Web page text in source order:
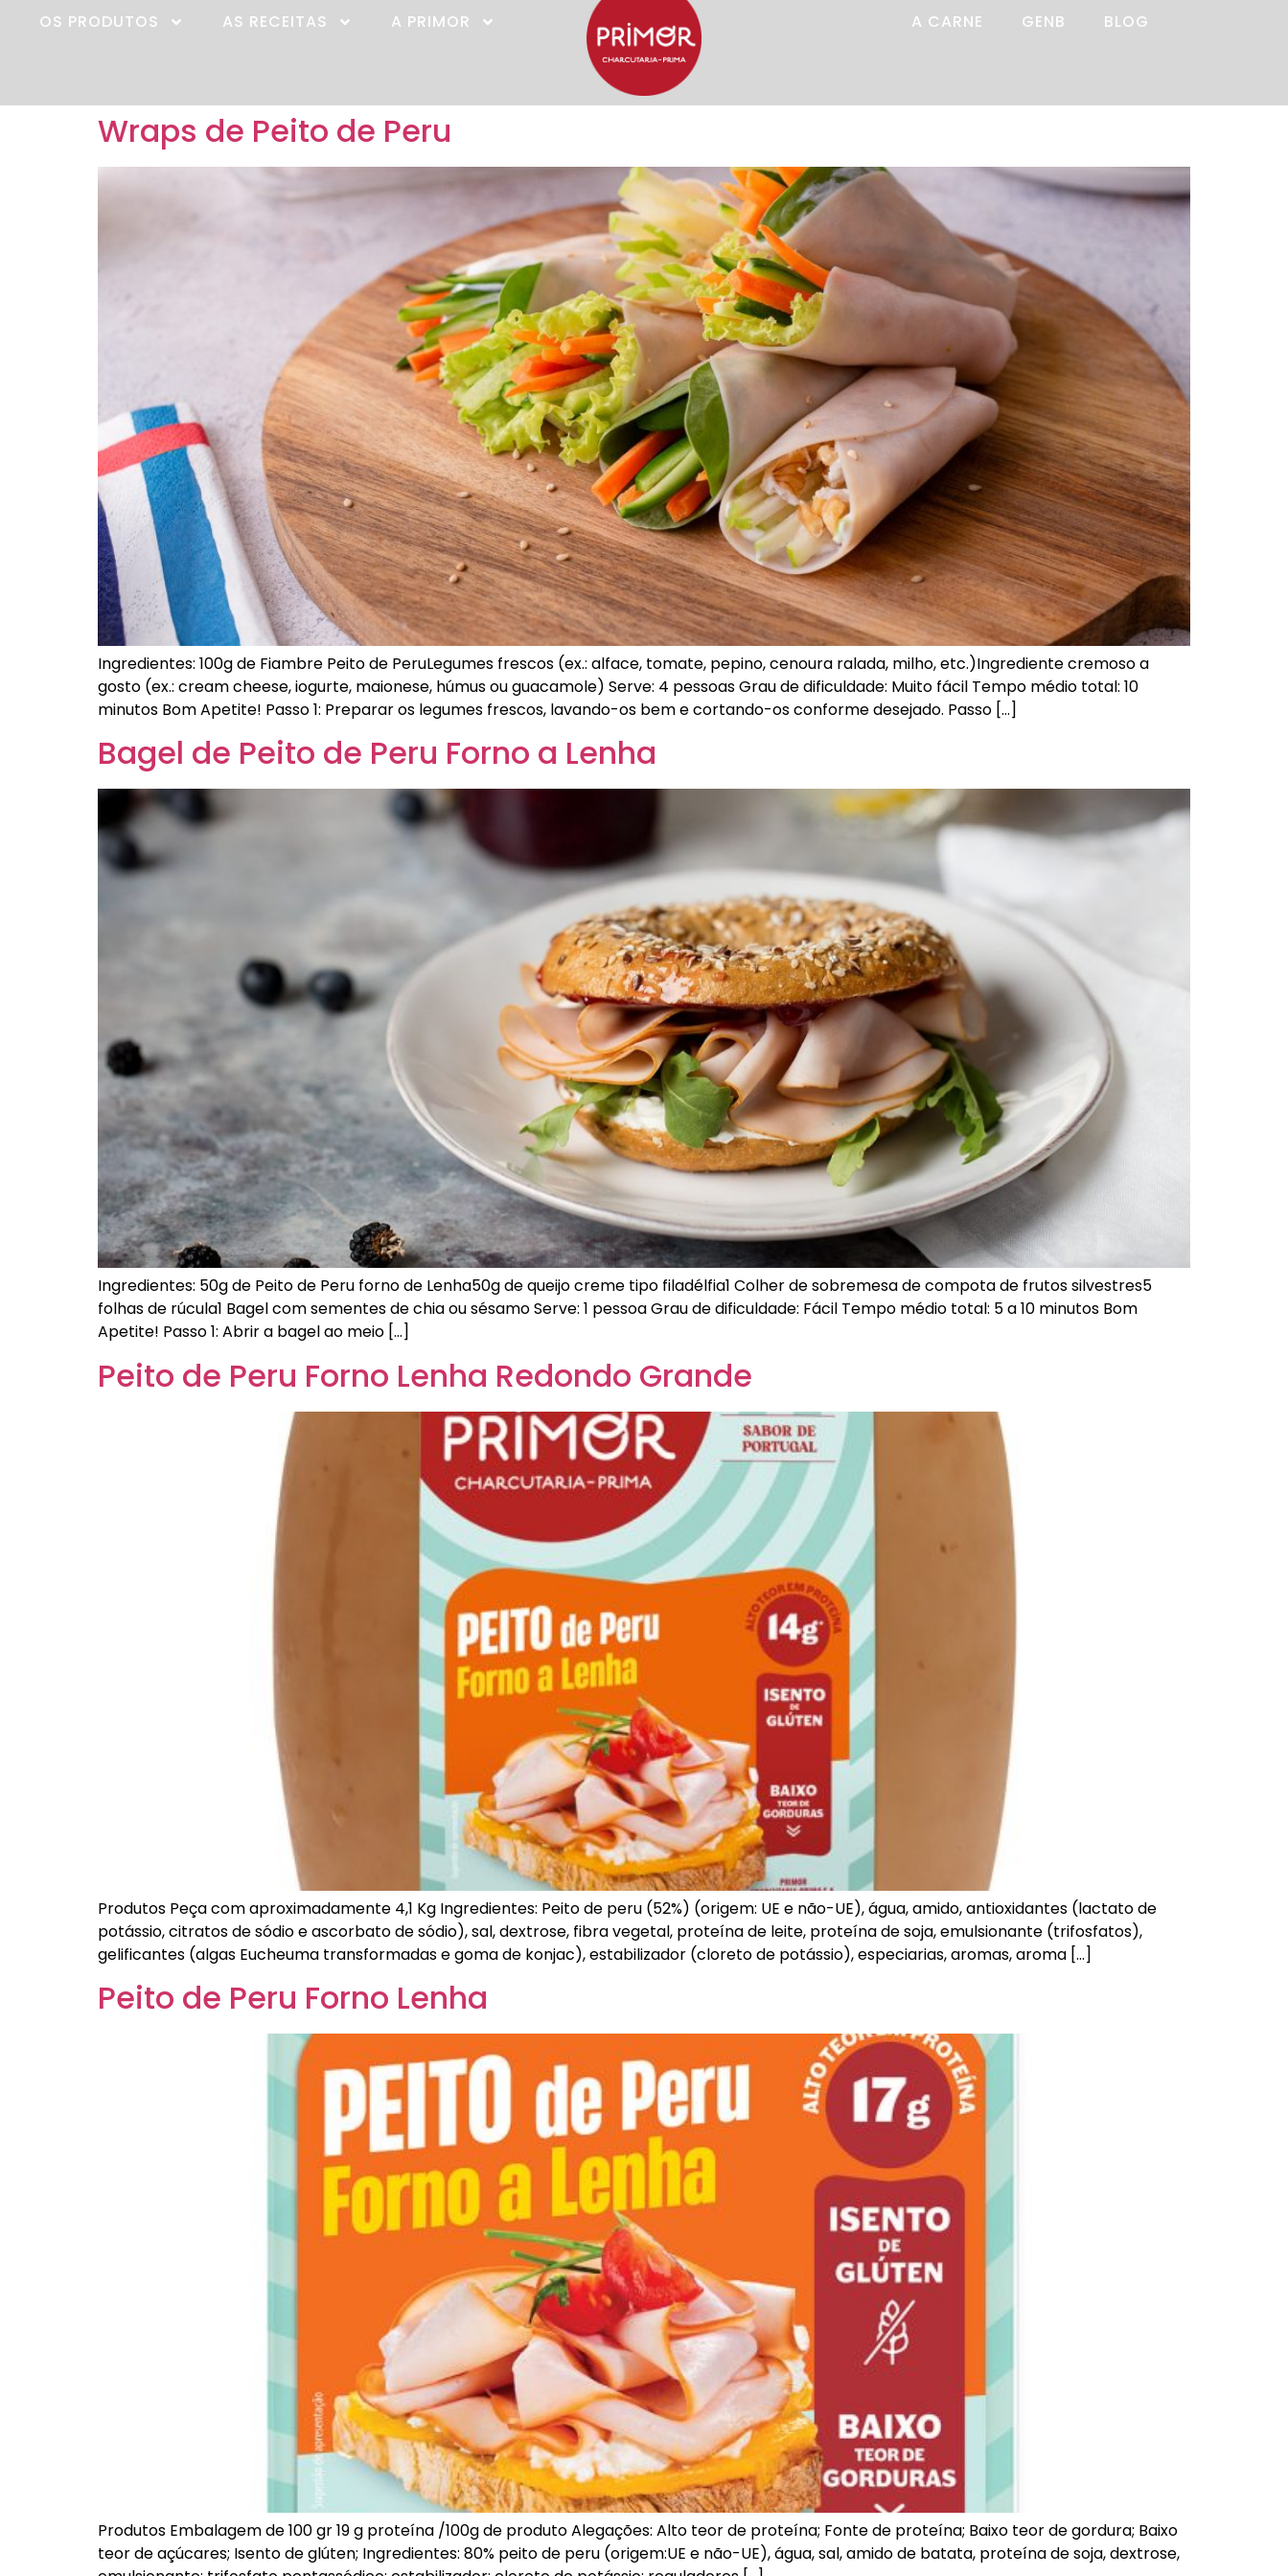
OS PRODUTOS AS RECEITAS A PRIMOR A CARNE GENB BLOG
Wraps de Peito de Peru
Ingredientes: 100g de Fiambre Peito de PeruLegumes frescos (ex.: alface, tomate, pepino, cenoura ralada, milho, etc.)Ingrediente cremoso a
gosto (ex.: cream cheese, iogurte, maionese, húmus ou guacamole) Serve: 4 pessoas Grau de dificuldade: Muito fácil Tempo médio total: 10
minutos Bom Apetite! Passo 1: Preparar os legumes frescos, lavando-os bem e cortando-os conforme desejado. Passo […]
Bagel de Peito de Peru Forno a Lenha
Ingredientes: 50g de Peito de Peru forno de Lenha50g de queijo creme tipo filadélfia1 Colher de sobremesa de compota de frutos silvestres5
folhas de rúcula1 Bagel com sementes de chia ou sésamo Serve: 1 pessoa Grau de dificuldade: Fácil Tempo médio total: 5 a 10 minutos Bom
Apetite! Passo 1: Abrir a bagel ao meio […]
Peito de Peru Forno Lenha Redondo Grande
Produtos Peça com aproximadamente 4,1 Kg Ingredientes: Peito de peru (52%) (origem: UE e não-UE), água, amido, antioxidantes (lactato de
potássio, citratos de sódio e ascorbato de sódio), sal, dextrose, fibra vegetal, proteína de leite, proteína de soja, emulsionante (trifosfatos),
gelificantes (algas Eucheuma transformadas e goma de konjac), estabilizador (cloreto de potássio), especiarias, aromas, aroma […]
Peito de Peru Forno Lenha
Produtos Embalagem de 100 gr 19 g proteína /100g de produto Alegações: Alto teor de proteína; Fonte de proteína; Baixo teor de gordura; Baixo
teor de açúcares; Isento de glúten; Ingredientes: 80% peito de peru (origem:UE e não-UE), água, sal, amido de batata, proteína de soja, dextrose,